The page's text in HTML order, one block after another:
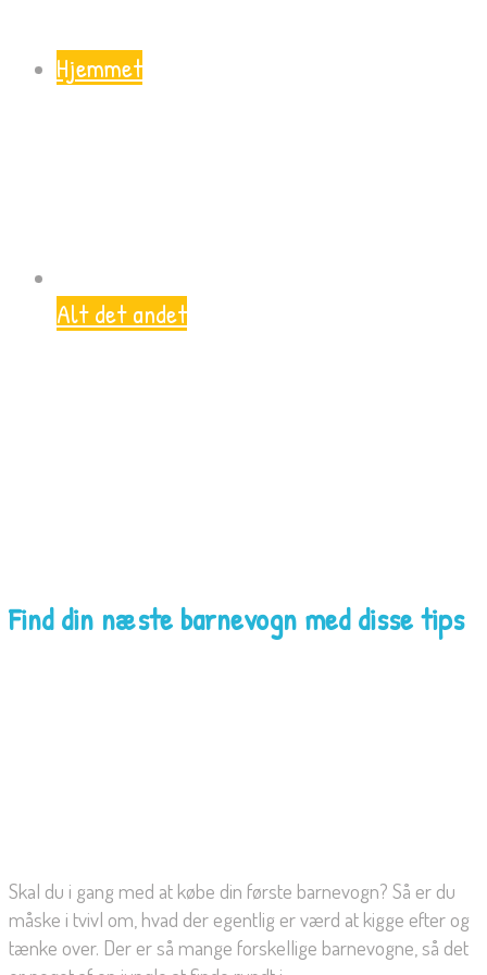
Hjemmet
Alt det andet
Find din næste barnevogn med disse tips
Skal du i gang med at købe din første barnevogn? Så er du
måske i tvivl om, hvad der egentlig er værd at kigge efter og
tænke over. Der er så mange forskellige barnevogne, så det